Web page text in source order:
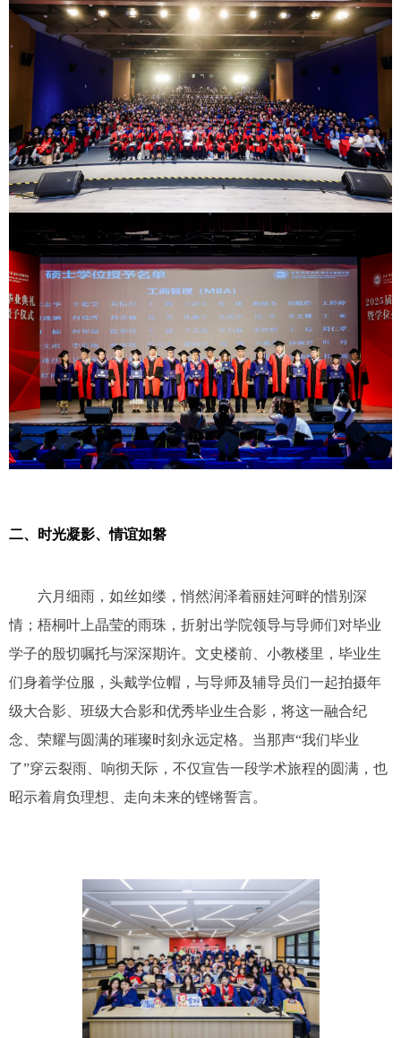
二、时光凝影、情谊如磐
六月细雨，如丝如缕，悄然润泽着丽娃河畔的惜别深
情；梧桐叶上晶莹的雨珠，折射出学院领导与导师们对毕业
学子的殷切嘱托与深深期许。文史楼前、小教楼里，毕业生
们身着学位服，头戴学位帽，与导师及辅导员们一起拍摄年
级大合影、班级大合影和优秀毕业生合影，将这一融合纪
念、荣耀与圆满的璀璨时刻永远定格。当那声“我们毕业
了”穿云裂雨、响彻天际，不仅宣告一段学术旅程的圆满，也
昭示着肩负理想、走向未来的铿锵誓言。